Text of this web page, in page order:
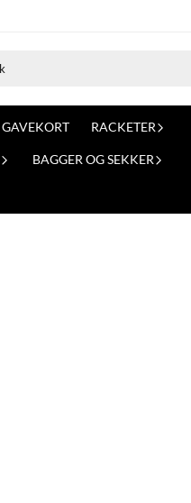
GAVEKORT RACKETER
BAGGER OG SEKKER